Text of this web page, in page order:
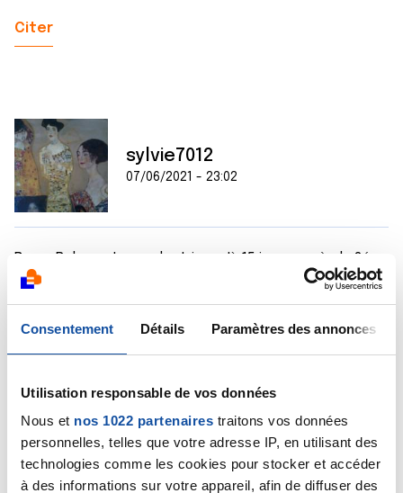
Consentement Détails Paramètres des annonces
Utilisation responsable de vos données
Nous et nos 1022 partenaires traitons vos données
personnelles, telles que votre adresse IP, en utilisant des
technologies comme les cookies pour stocker et accéder
à des informations sur votre appareil, afin de diffuser des
Citer
sylvie7012
07/06/2021 - 23:02
Bravo Rob, reste prudent jusqu'à 15 jours après la 2é
dose....
Bonne nuit à tous